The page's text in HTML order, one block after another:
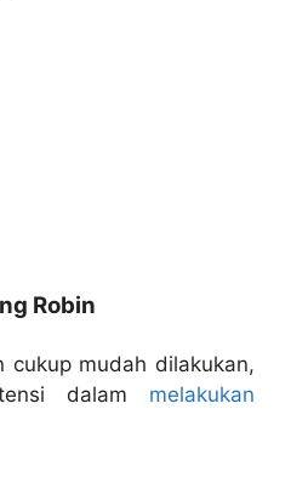
Robin
cukup mudah dilakukan,
dalam melakukan